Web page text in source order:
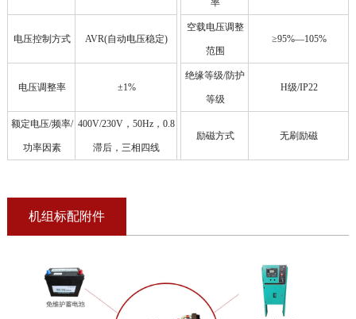
率
电压控制方式 AVR(自动电压稳定)
空载电压调整
范围
≥95%—105%
电压调整率 ±1%
绝缘等级/防护
等级
H级/IP22
额定电压/频率/
功率因素
400V/230V，50Hz，0.8
滞后，三相四线
励磁方式 无刷励磁
机组标配附件